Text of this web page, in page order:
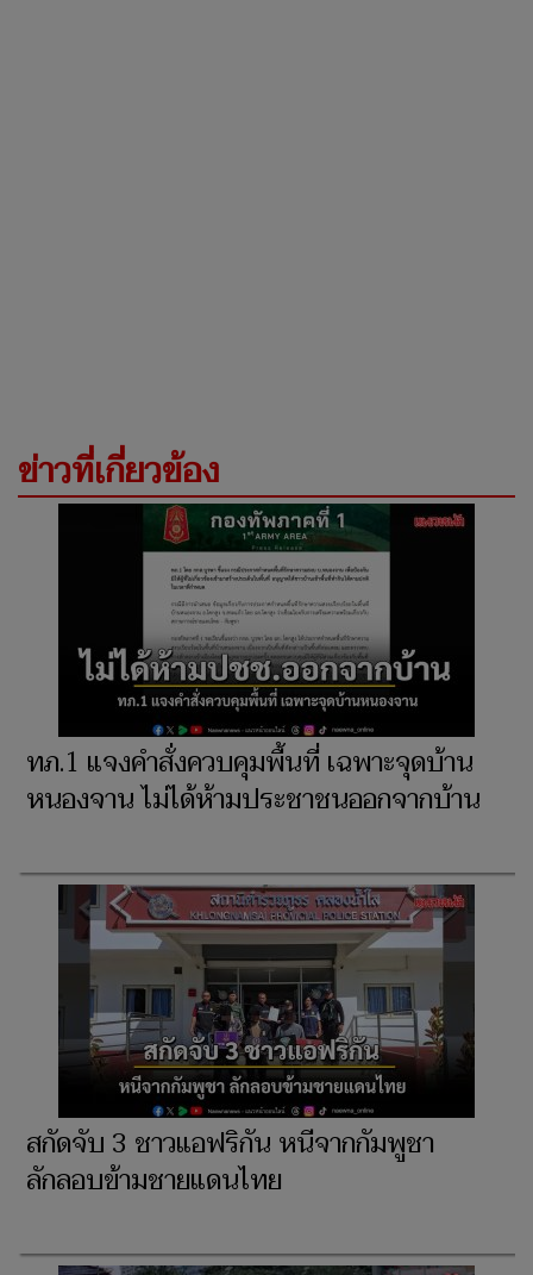
ข่าวที่เกี่ยวข้อง
ทภ.1 แจงคำสั่งควบคุมพื้นที่ เฉพาะจุดบ้าน
หนองจาน ไม่ได้ห้ามประชาชนออกจากบ้าน
สกัดจับ 3 ชาวแอฟริกัน หนีจากกัมพูชา
ลักลอบข้ามชายแดนไทย